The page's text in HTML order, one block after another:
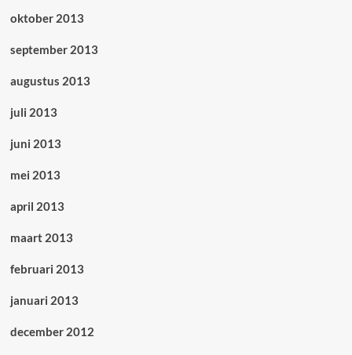
oktober 2013
september 2013
augustus 2013
juli 2013
juni 2013
mei 2013
april 2013
maart 2013
februari 2013
januari 2013
december 2012